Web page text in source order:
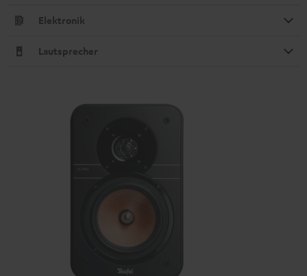
Elektronik
Lautsprecher